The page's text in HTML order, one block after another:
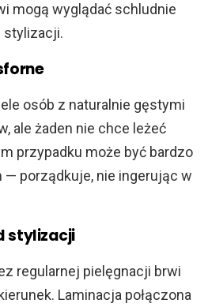
mogą wyglądać schludnie
stylizacji.
osób z naturalnie gęstymi
ale żaden nie chce leżeć
przypadku może być bardzo
porządkuje, nie ingerując w
stylizacji
regularnej pielęgnacji brwi
Laminacja połączona